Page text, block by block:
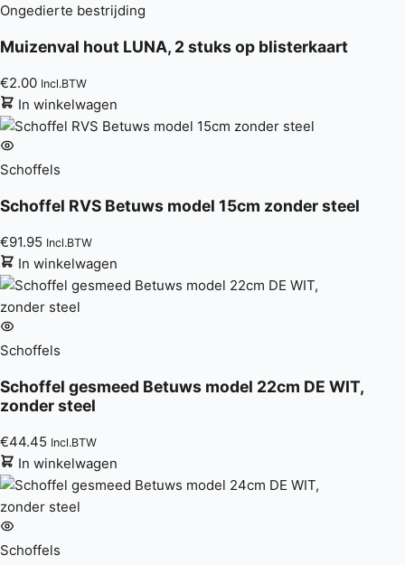
Ongedierte bestrijding
Muizenval hout LUNA, 2 stuks op blisterkaart
€2.00 Incl.BTW
In winkelwagen
Schoffels
Schoffel RVS Betuws model 15cm zonder steel
€91.95 Incl.BTW
In winkelwagen
Schoffels
Schoffel gesmeed Betuws model 22cm DE WIT,
zonder steel
€44.45 Incl.BTW
In winkelwagen
Schoffels